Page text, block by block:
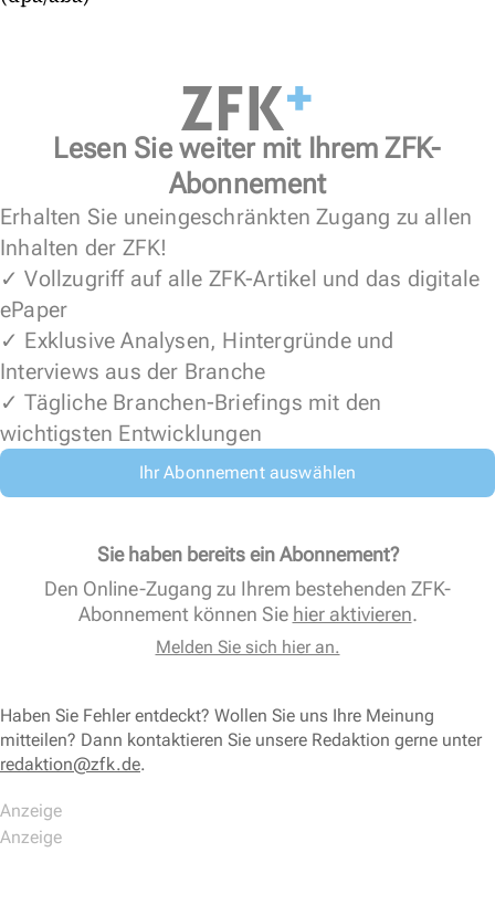
Lesen Sie weiter mit Ihrem ZFK-
Abonnement
Erhalten Sie uneingeschränkten Zugang zu allen
Inhalten der ZFK!
✓ Vollzugriff auf alle ZFK-Artikel und das digitale
ePaper
✓ Exklusive Analysen, Hintergründe und
Interviews aus der Branche
✓ Tägliche Branchen-Briefings mit den
wichtigsten Entwicklungen
Ihr Abonnement auswählen
Sie haben bereits ein Abonnement?
Den Online-Zugang zu Ihrem bestehenden ZFK-
Abonnement können Sie hier aktivieren.
Melden Sie sich hier an.
Haben Sie Fehler entdeckt? Wollen Sie uns Ihre Meinung
mitteilen? Dann kontaktieren Sie unsere Redaktion gerne unter
redaktion@zfk.de.